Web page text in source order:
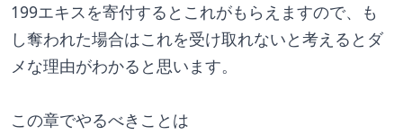
199エキスを寄付するとこれがもらえますので、も
し奪われた場合はこれを受け取れないと考えるとダ
メな理由がわかると思います。
この章でやるべきことは